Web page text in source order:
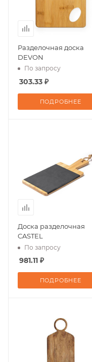
Разделочная доска
DEVON
По запросу
303.33 ₽
ПОДРОБНЕЕ
Доска разделочная
CASTEL
По запросу
981.11 ₽
ПОДРОБНЕЕ